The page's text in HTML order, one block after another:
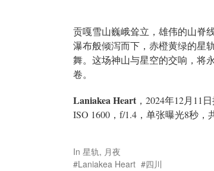
贡嘎雪山巍峨耸立，雄伟的山脊
瀑布般倾泻而下，赤橙黄绿的星
舞。这场神山与星空的交响，将
卷。
Laniakea Heart ，2024年12月11
ISO 1600，f/1.4，单张曝光8秒，
In 星轨, 月夜
Laniakea Heart
四川